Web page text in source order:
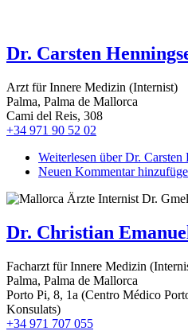
Dr. Carsten
Arzt für Innere Medizin (Internist)
Palma, Palma de Mallorca
Cami del Reis, 308
+34 971 90 52 02
Weiterlesen über Dr. Carsten
Neuen Kommentar
Dr. Christian
Facharzt für Innere Medizin
Palma, Palma de Mallorca
Porto Pi, 8, 1a (Centro Médico
Konsulats)
+34 971 707 055